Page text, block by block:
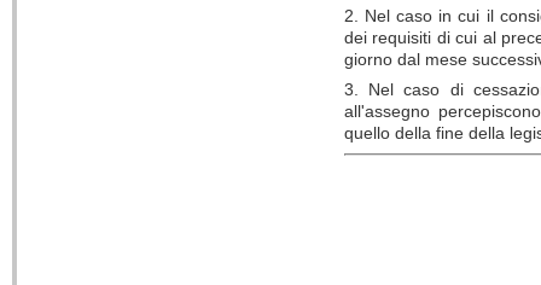
2. Nel caso in cui il
dei requisiti di cui al
giorno dal mese
3. Nel caso di
all'assegno
quello della fine della